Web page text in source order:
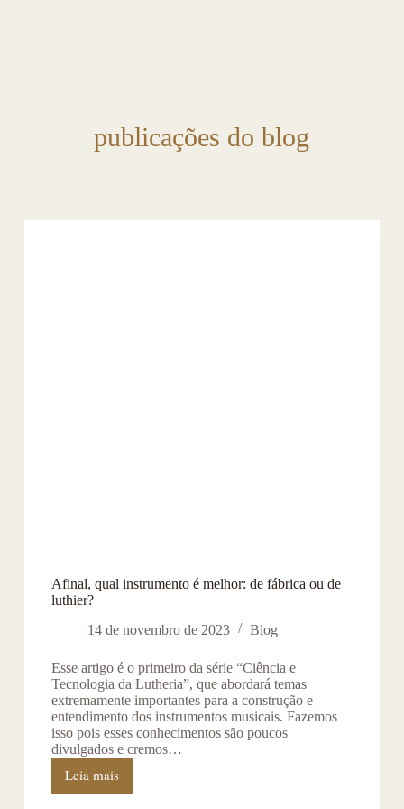
publicações do blog
Afinal, qual instrumento é melhor: de fábrica ou de
luthier?
14 de novembro de 2023
Blog
Esse artigo é o primeiro da série “Ciência e
Tecnologia da Lutheria”, que abordará temas
extremamente importantes para a construção e
entendimento dos instrumentos musicais. Fazemos
isso pois esses conhecimentos são poucos
divulgados e cremos…
Leia mais